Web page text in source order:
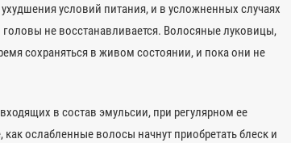
условий питания, и в усложненных случаях
не восстанавливается. Волосяные луковицы,
сохраняться в живом состоянии, и пока они не
в состав эмульсии, при регулярном ее
ослабленные волосы начнут приобретать блеск и